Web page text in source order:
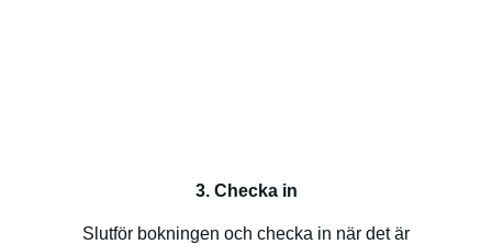
3. Checka in
Slutför bokningen och checka in när det är